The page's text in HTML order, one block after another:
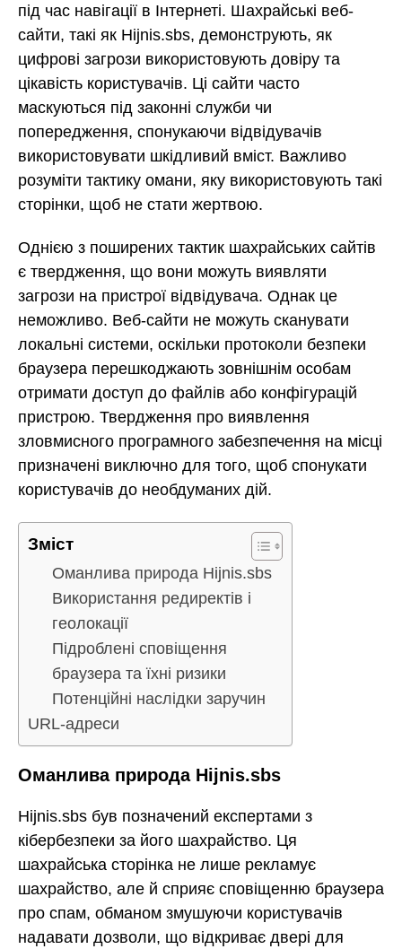
під час навігації в Інтернеті. Шахрайські веб-
сайти, такі як Hijnis.sbs, демонструють, як
цифрові загрози використовують довіру та
цікавість користувачів. Ці сайти часто
маскуються під законні служби чи
попередження, спонукаючи відвідувачів
використовувати шкідливий вміст. Важливо
розуміти тактику омани, яку використовують такі
сторінки, щоб не стати жертвою.
Однією з поширених тактик шахрайських сайтів
є твердження, що вони можуть виявляти
загрози на пристрої відвідувача. Однак це
неможливо. Веб-сайти не можуть сканувати
локальні системи, оскільки протоколи безпеки
браузера перешкоджають зовнішнім особам
отримати доступ до файлів або конфігурацій
пристрою. Твердження про виявлення
зловмисного програмного забезпечення на місці
призначені виключно для того, щоб спонукати
користувачів до необдуманих дій.
Зміст
Оманлива природа Hijnis.sbs
Використання редиректів і
геолокації
Підроблені сповіщення
браузера та їхні ризики
Потенційні наслідки заручин
URL-адреси
Оманлива природа Hijnis.sbs
Hijnis.sbs був позначений експертами з
кібербезпеки за його шахрайство. Ця
шахрайська сторінка не лише рекламує
шахрайство, але й сприяє сповіщенню браузера
про спам, обманом змушуючи користувачів
надавати дозволи, що відкриває двері для